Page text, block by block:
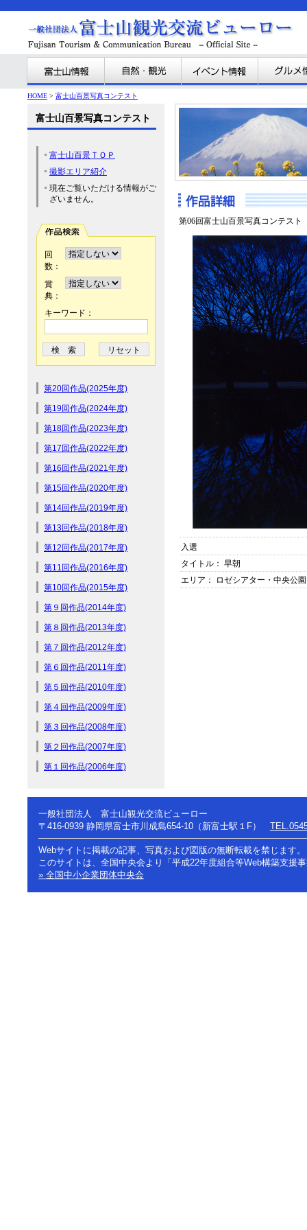
HOME > 富士山百景写真コンテスト
富士山百景写真コンテスト
富士山百景ＴＯＰ
撮影エリア紹介
現在ご覧いただける情報がご
ざいません。
回
数：
賞
典：
キーワード：
第20回作品(2025年度)
第19回作品(2024年度)
第18回作品(2023年度)
第17回作品(2022年度)
第16回作品(2021年度)
第15回作品(2020年度)
第14回作品(2019年度)
第13回作品(2018年度)
第12回作品(2017年度)
第11回作品(2016年度)
第10回作品(2015年度)
第９回作品(2014年度)
第８回作品(2013年度)
第７回作品(2012年度)
第６回作品(2011年度)
第５回作品(2010年度)
第４回作品(2009年度)
第３回作品(2008年度)
第２回作品(2007年度)
第１回作品(2006年度)
第06回富士山百景写真コンテスト
入選
タイトル： 早朝
エリア： ロゼシアター・中央公園
一般社団法人 富士山観光交流ビューロー
〒416-0939 静岡県富士市川成島654-10（新富士駅１F）
Webサイトに掲載の記事、写真および図版の無断転載を禁じます。
このサイトは、全国中央会より「平成22年度組合等Web構築支援
» 全国中小企業団体中央会